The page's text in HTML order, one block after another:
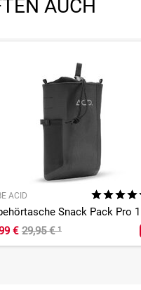
AUCH
ACID
Snack Pack Pro 1
€ 29,95 €¹